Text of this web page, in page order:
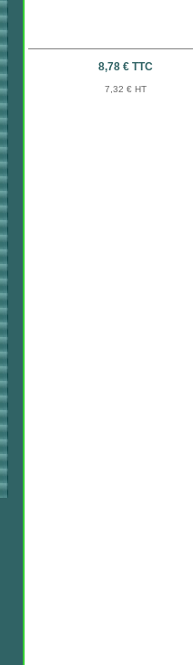
8,78 € TTC
7,32 € HT